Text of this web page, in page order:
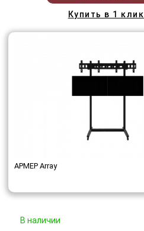
Купить в 1 клик
АРМЕР Array
В наличии